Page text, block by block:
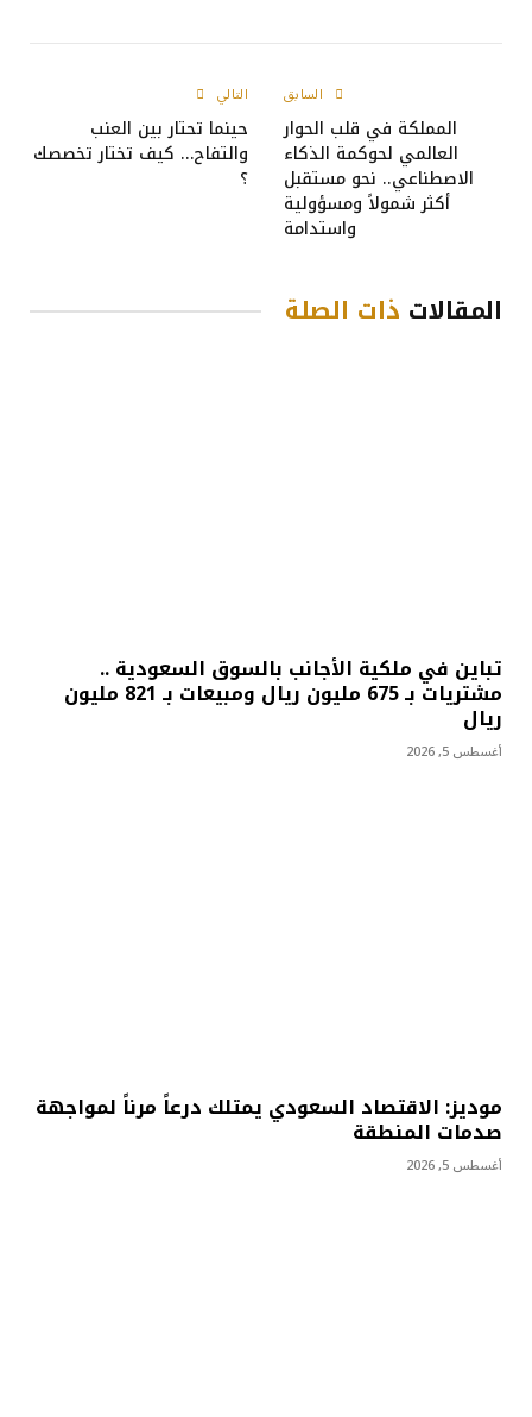
السابق
المملكة في قلب الحوار
العالمي لحوكمة الذكاء
الاصطناعي.. نحو مستقبل
أكثر شمولاً ومسؤولية
واستدامة
التالي
حينما تحتار بين العنب
والتفاح… كيف تختار تخصصك
؟
المقالات ذات الصلة
تباين في ملكية الأجانب بالسوق السعودية ..
مشتريات بـ 675 مليون ريال ومبيعات بـ 821 مليون
ريال
أغسطس 5, 2026
موديز: الاقتصاد السعودي يمتلك درعاً مرناً لمواجهة
صدمات المنطقة
أغسطس 5, 2026